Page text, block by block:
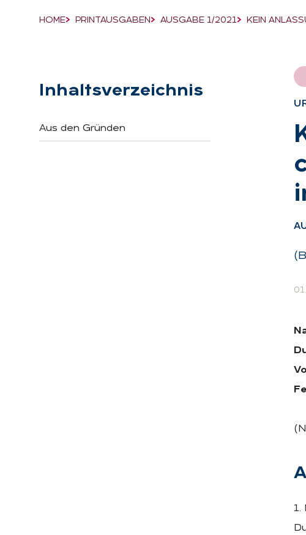
Breadcrumb-Navigation
HOME PRINTAUSGABEN AUSGABE 1/2021 KEIN
Inhaltsverzeichnis
Aus den Gründen :
1.